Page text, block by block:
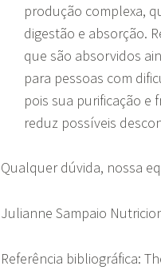
produção complexa,
digestão e absorção.
que são absorvidos
para pessoas com
pois sua purificação e
reduz possíveis
Qualquer dúvida, nossa
Julianne Sampaio
Referência bibliográfica: